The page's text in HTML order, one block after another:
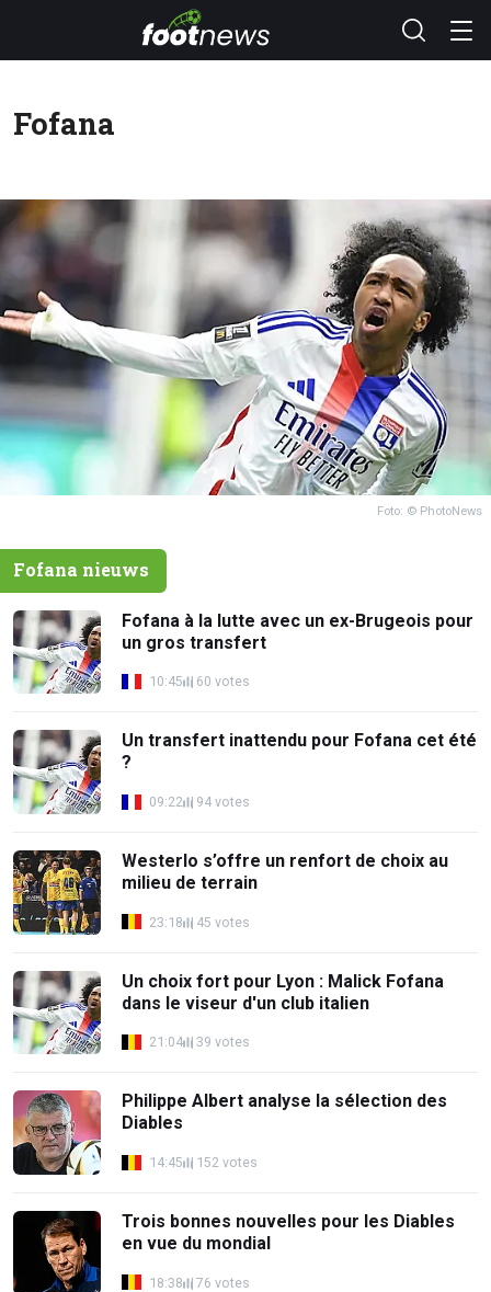
Fofana
Foto: © PhotoNews
Fofana nieuws
Fofana à la lutte avec un ex-Brugeois pour
un gros transfert
10:45 60 votes
Un transfert inattendu pour Fofana cet été
?
09:22 94 votes
Westerlo s’offre un renfort de choix au
milieu de terrain
23:18 45 votes
Un choix fort pour Lyon : Malick Fofana
dans le viseur d'un club italien
21:04 39 votes
Philippe Albert analyse la sélection des
Diables
14:45 152 votes
Trois bonnes nouvelles pour les Diables
en vue du mondial
18:38 76 votes